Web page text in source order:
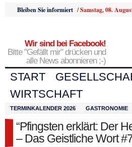
Bleiben Sie informiert /Samstag, 08.
Wir sind bei Facebook!
Bitte "Gefällt mir" drücken und
alle News abonnieren ;-)
START
WIRTSCHAFT
TERMINKALENDER 2026 GASTRONOMIE
​“Pfingsten erklärt: Der
– Das Geistliche Wort